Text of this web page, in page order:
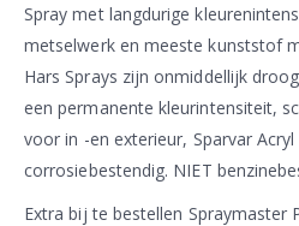
Spray met langdurige
metselwerk en meeste kunststof
Hars Sprays zijn onmiddellijk
een permanente kleurintensiteit,
voor in -en exterieur, Sparvar
corrosiebestendig. NIET
Extra bij te bestellen Spraymaster